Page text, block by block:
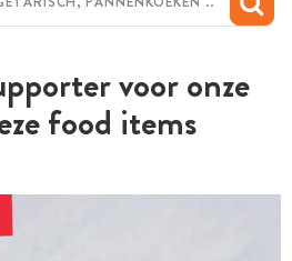
voor onze
food items